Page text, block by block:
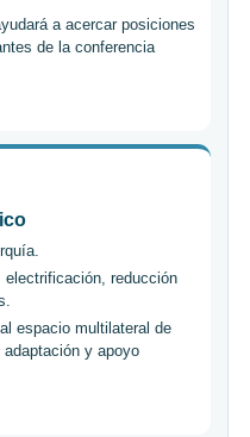
a acercar posiciones
de la conferencia
electrificación, reducción
espacio multilateral de
y apoyo